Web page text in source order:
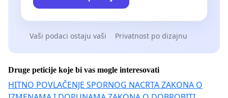
Vaši podaci ostaju vaši Privatnost po dizajnu
Druge peticije koje bi vas mogle interesovati
HITNO POVLAČENJE SPORNOG NACRTA ZAKONA O